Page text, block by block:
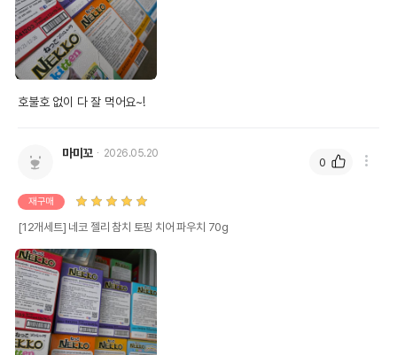
호불호 없이 다 잘 먹어요~!
마미꼬 2026.05.20
재구매
[12개세트] 네코 젤리 참치 토핑 치어 파우치 70g
0